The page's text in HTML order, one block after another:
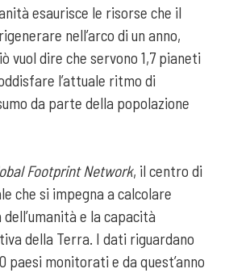
esaurisce le risorse che il
nell’arco di un anno,
vuol dire che servono 1,7 pianeti
l’attuale ritmo di
da parte della popolazione
Footprint Network, il centro di
che si impegna a calcolare
e la capacità
della Terra. I dati riguardano
paesi monitorati e da quest’anno